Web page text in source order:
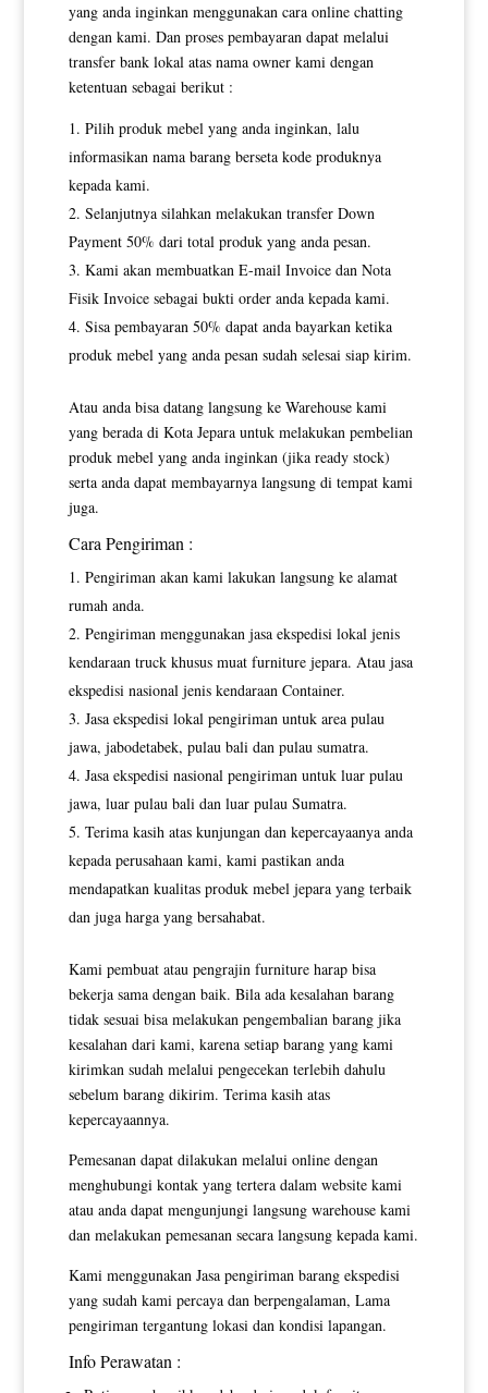
yang anda inginkan menggunakan cara online chatting
dengan kami. Dan proses pembayaran dapat melalui
transfer bank lokal atas nama owner kami dengan
ketentuan sebagai berikut :
Pilih produk mebel yang anda inginkan, lalu
informasikan nama barang berseta kode produknya
kepada kami.
Selanjutnya silahkan melakukan transfer Down
Payment 50% dari total produk yang anda pesan.
Kami akan membuatkan E-mail Invoice dan Nota
Fisik Invoice sebagai bukti order anda kepada kami.
Sisa pembayaran 50% dapat anda bayarkan ketika
produk mebel yang anda pesan sudah selesai siap kirim.
Atau anda bisa datang langsung ke Warehouse kami
yang berada di Kota Jepara untuk melakukan pembelian
produk mebel yang anda inginkan (jika ready stock)
serta anda dapat membayarnya langsung di tempat kami
juga.
Cara Pengiriman :
Pengiriman akan kami lakukan langsung ke alamat
rumah anda.
Pengiriman menggunakan jasa ekspedisi lokal jenis
kendaraan truck khusus muat furniture jepara. Atau jasa
ekspedisi nasional jenis kendaraan Container.
Jasa ekspedisi lokal pengiriman untuk area pulau
jawa, jabodetabek, pulau bali dan pulau sumatra.
Jasa ekspedisi nasional pengiriman untuk luar pulau
jawa, luar pulau bali dan luar pulau Sumatra.
Terima kasih atas kunjungan dan kepercayaanya anda
kepada perusahaan kami, kami pastikan anda
mendapatkan kualitas produk mebel jepara yang terbaik
dan juga harga yang bersahabat.
Kami pembuat atau pengrajin furniture harap bisa
bekerja sama dengan baik. Bila ada kesalahan barang
tidak sesuai bisa melakukan pengembalian barang jika
kesalahan dari kami, karena setiap barang yang kami
kirimkan sudah melalui pengecekan terlebih dahulu
sebelum barang dikirim. Terima kasih atas
kepercayaannya.
Pemesanan dapat dilakukan melalui online dengan
menghubungi kontak yang tertera dalam website kami
atau anda dapat mengunjungi langsung warehouse kami
dan melakukan pemesanan secara langsung kepada kami.
Kami menggunakan Jasa pengiriman barang ekspedisi
yang sudah kami percaya dan berpengalaman, Lama
pengiriman tergantung lokasi dan kondisi lapangan.
Info Perawatan :